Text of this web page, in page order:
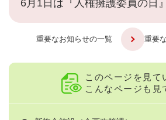
6月1日は『人権擁護委員の日』
重要なお知らせの一覧 重要
このページを見て
こんなページも見